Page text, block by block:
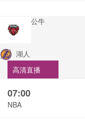
公牛
湖人
高清直播
07:00
NBA